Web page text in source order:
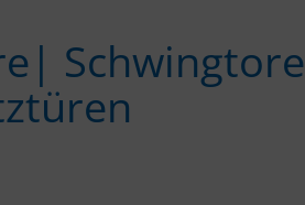
Schwing­tore